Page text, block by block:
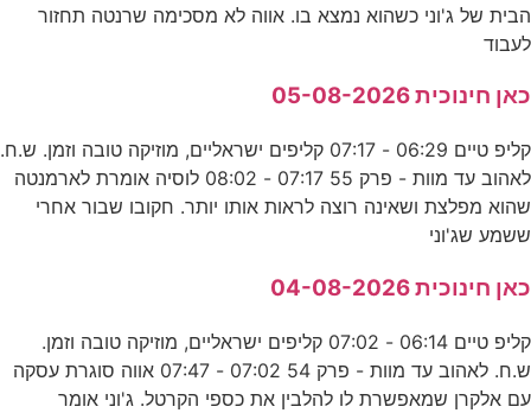
הבית של ג'וני כשהוא נמצא בו. אווה לא מסכימה שרנטה תחזור
לעבוד
כאן חינוכית 05-08-2026
קליפ טיים 06:29 - 07:17 קליפים ישראליים, מוזיקה טובה וזמן. ש.ח.
לאהוב עד מוות - פרק 55 07:17 - 08:02 לוסיה אומרת לארמנטה
שהוא מפלצת ושאינה רוצה לראות אותו יותר. חקובו שבור אחרי
ששמע שג'וני
כאן חינוכית 04-08-2026
קליפ טיים 06:14 - 07:02 קליפים ישראליים, מוזיקה טובה וזמן.
ש.ח. לאהוב עד מוות - פרק 54 07:02 - 07:47 אווה סוגרת עסקה
עם אלקרן שמאפשרת לו להלבין את כספי הקרטל. ג'וני אומר